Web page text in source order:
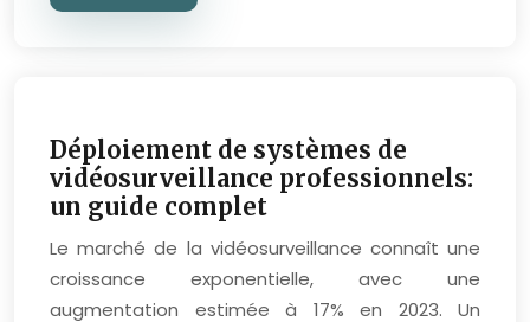
Déploiement de systèmes de
vidéosurveillance professionnels:
un guide complet
Le marché de la vidéosurveillance connaît une
croissance exponentielle, avec une
augmentation estimée à 17% en 2023. Un